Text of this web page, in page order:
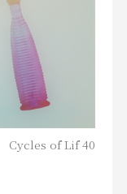
Cycles of Lif 40